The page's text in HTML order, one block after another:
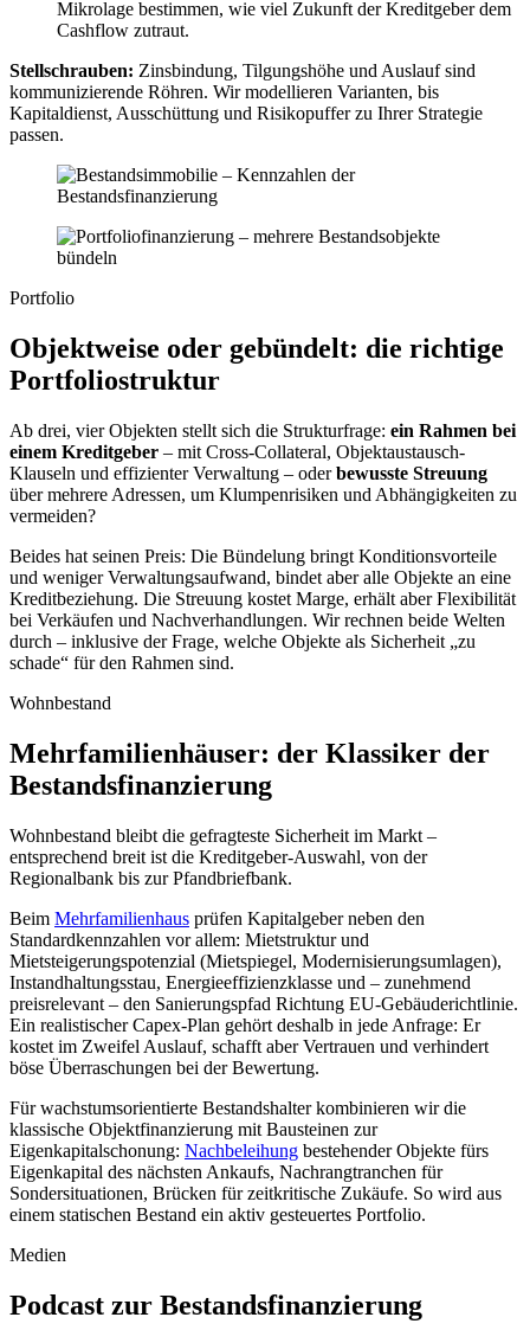
Mikrolage bestimmen, wie viel Zukunft der Kreditgeber dem
Cashflow zutraut.
Stellschrauben: Zinsbindung, Tilgungshöhe und Auslauf sind
kommunizierende Röhren. Wir modellieren Varianten, bis
Kapitaldienst, Ausschüttung und Risikopuffer zu Ihrer Strategie
passen.
Portfolio
Objektweise oder gebündelt: die richtige
Portfoliostruktur
Ab drei, vier Objekten stellt sich die Strukturfrage: ein Rahmen bei
einem Kreditgeber – mit Cross-Collateral, Objektaustausch-
Klauseln und effizienter Verwaltung – oderbewusste Streuung
über mehrere Adressen, um Klumpenrisiken und Abhängigkeiten zu
vermeiden?
Beides hat seinen Preis: Die Bündelung bringt Konditionsvorteile
und weniger Verwaltungsaufwand, bindet aber alle Objekte an eine
Kreditbeziehung. Die Streuung kostet Marge, erhält aber Flexibilität
bei Verkäufen und Nachverhandlungen. Wir rechnen beide Welten
durch – inklusive der Frage, welche Objekte als Sicherheit „zu
schade“ für den Rahmen sind.
Wohnbestand
Mehrfamilienhäuser: der Klassiker der
Bestandsfinanzierung
Wohnbestand bleibt die gefragteste Sicherheit im Markt –
entsprechend breit ist die Kreditgeber-Auswahl, von der
Regionalbank bis zur Pfandbriefbank.
Beim Mehrfamilienhaus prüfen Kapitalgeber neben den
Standardkennzahlen vor allem: Mietstruktur und
Mietsteigerungspotenzial (Mietspiegel, Modernisierungsumlagen),
Instandhaltungsstau, Energieeffizienzklasse und – zunehmend
preisrelevant – den Sanierungspfad Richtung EU-Gebäuderichtlinie.
Ein realistischer Capex-Plan gehört deshalb in jede Anfrage: Er
kostet im Zweifel Auslauf, schafft aber Vertrauen und verhindert
böse Überraschungen bei der Bewertung.
Für wachstumsorientierte Bestandshalter kombinieren wir die
klassische Objektfinanzierung mit Bausteinen zur
Eigenkapitalschonung: Nachbeleihung bestehender Objekte fürs
Eigenkapital des nächsten Ankaufs, Nachrangtranchen für
Sondersituationen, Brücken für zeitkritische Zukäufe. So wird aus
einem statischen Bestand ein aktiv gesteuertes Portfolio.
Medien
Podcast zur Bestandsfinanzierung